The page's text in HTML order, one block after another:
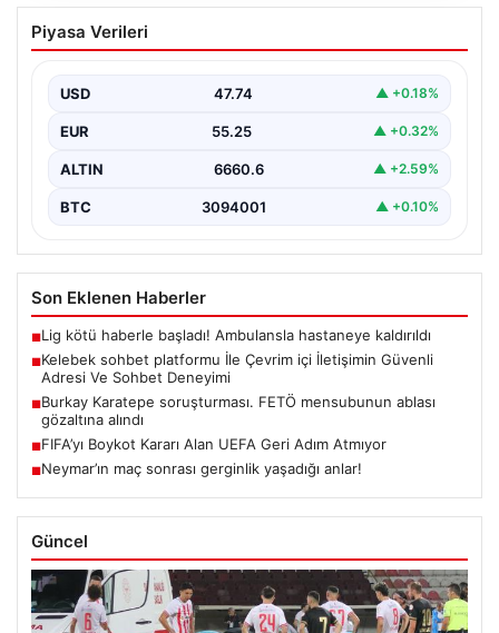
Burkay Karatepe soruşturması. FETÖ
mensubunun ablası gözaltına alındı
Piyasa Verileri
USD 47.74 ▲ +0.18%
EUR 55.25 ▲ +0.32%
ALTIN 6660.6 ▲ +2.59%
BTC 3094001 ▲ +0.10%
Son Eklenen Haberler
■Lig kötü haberle başladı! Ambulansla hastaneye kaldırıldı
■Kelebek sohbet platformu İle Çevrim içi İletişimin Güvenli
Adresi Ve Sohbet Deneyimi
■Burkay Karatepe soruşturması. FETÖ mensubunun ablası
gözaltına alındı
■FIFA’yı Boykot Kararı Alan UEFA Geri Adım Atmıyor
■Neymar’ın maç sonrası gerginlik yaşadığı anlar!
Güncel